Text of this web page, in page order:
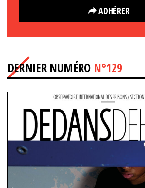
ADHÉRER
DERNIER NUMÉRO N°129